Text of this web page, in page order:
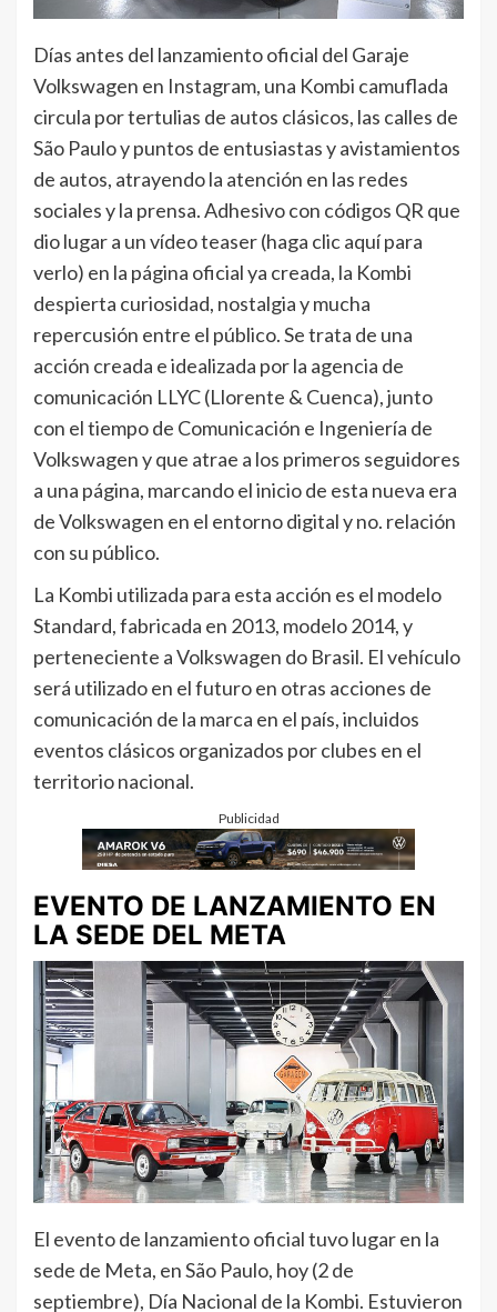
Días antes del lanzamiento oficial del Garaje
Volkswagen en Instagram, una Kombi camuflada
circula por tertulias de autos clásicos, las calles de
São Paulo y puntos de entusiastas y avistamientos
de autos, atrayendo la atención en las redes
sociales y la prensa. Adhesivo con códigos QR que
dio lugar a un vídeo teaser (haga clic aquí para
verlo) en la página oficial ya creada, la Kombi
despierta curiosidad, nostalgia y mucha
repercusión entre el público. Se trata de una
acción creada e idealizada por la agencia de
comunicación LLYC (Llorente & Cuenca), junto
con el tiempo de Comunicación e Ingeniería de
Volkswagen y que atrae a los primeros seguidores
a una página, marcando el inicio de esta nueva era
de Volkswagen en el entorno digital y no. relación
con su público.
La Kombi utilizada para esta acción es el modelo
Standard, fabricada en 2013, modelo 2014, y
perteneciente a Volkswagen do Brasil. El vehículo
será utilizado en el futuro en otras acciones de
comunicación de la marca en el país, incluidos
eventos clásicos organizados por clubes en el
territorio nacional.
Publicidad
EVENTO DE LANZAMIENTO EN
LA SEDE DEL META
El evento de lanzamiento oficial tuvo lugar en la
sede de Meta, en São Paulo, hoy (2 de
septiembre), Día Nacional de la Kombi. Estuvieron